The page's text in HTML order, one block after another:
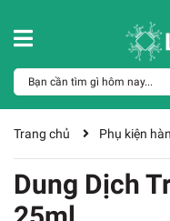
Trang chủ Phụ kiện hàn
Dung Dịch